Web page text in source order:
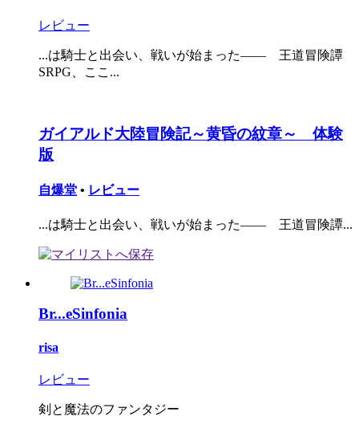
レビュー
...は騎士と出会い、戦いが始まった―― 王道冒険譚
SRPG、ここ...
ガイアルド大陸冒険記～黄昏の紋章～ 体験
版
自爆堂 • レビュー
...は騎士と出会い、戦いが始まった―― 王道冒険譚...
Br...eSinfonia
risa
レビュー
剣と魔法のファンタジー